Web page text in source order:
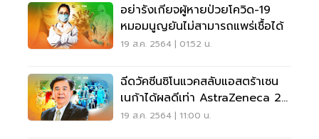
อย่ารังเกียจผู้หายป่วยโควิด-19
หมอมนูญยันไม่สามารถแพร่เชื้อได้
19 ส.ค. 2564 | 01:52 น.
ฉีดวัคซีนซิโนแวคสลับแอสตร้าเซน
เนก้าได้ผลดีเท่า AstraZeneca 2
เข็ม
19 ส.ค. 2564 | 11:00 น.